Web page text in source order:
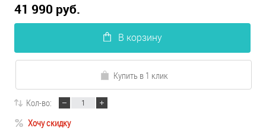
41 990 руб.
В корзину
Купить в 1 клик
Кол-во:
Хочу скидку